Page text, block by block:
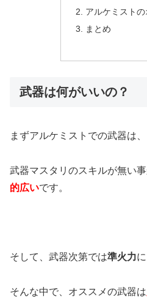
アルケミスト
まとめ
武器は何がいいの？
まずアルケミストでの武器は、
武器マスタリのスキルが無い
的広いです。
そして、武器次第では準火力
そんな中で、オススメの武器は